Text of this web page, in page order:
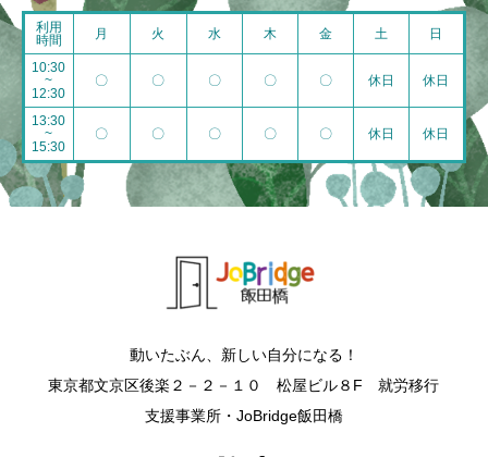
利用
時間
月 火 水 木 金 土 日
10:30
~
12:30
〇 〇 〇 〇 〇 休日 休日
13:30
~
15:30
〇 〇 〇 〇 〇 休日 休日
動いたぶん、新しい自分になる！
東京都文京区後楽２－２－１０ 松屋ビル８F 就労移行
支援事業所・JoBridge飯田橋